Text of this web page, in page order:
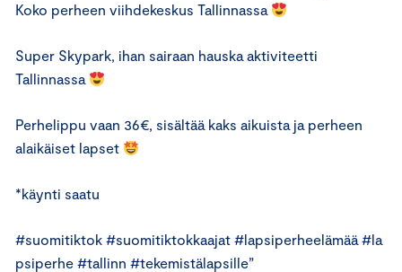
Koko perheen viihdekeskus Tallinnassa
Super Skypark, ihan sairaan hauska aktiviteetti
Tallinnassa
Perhelippu vaan 36€, sisältää kaks aikuista ja perheen
alaikäiset lapset
*käynti saatu
#suomitiktok #suomitiktokkaajat #lapsiperheelämää #la
psiperhe #tallinn #tekemistälapsille”